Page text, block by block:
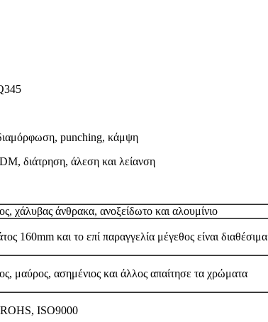
punching, κάμψη
διάτρηση, άλεση και λείανση
χάλυβας άνθρακα, ανοξείδωτο και αλουμίνιο
160mm και το επί παραγγελία μέγεθος είναι διαθέσιμα
μαύρος, ασημένιος και άλλος απαίτησε τα χρώματα
ISO9000